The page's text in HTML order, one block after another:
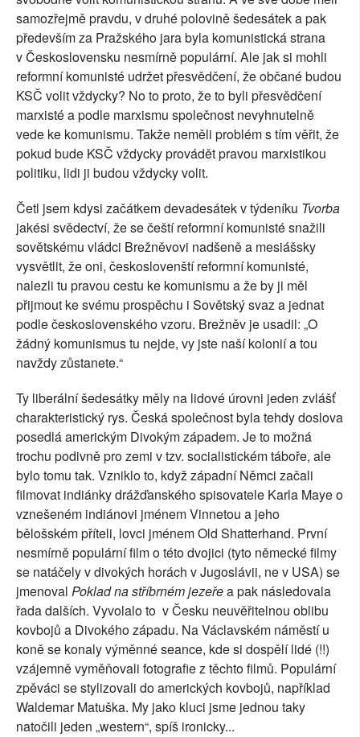
samozřejmě pravdu, v druhé polovině šedesátek a pak
především za Pražského jara byla komunistická strana
v Československu nesmírně populární. Ale jak si mohli
reformní komunisté udržet přesvědčení, že občané budou
KSČ volit vždycky? No to proto, že to byli přesvědčení
marxisté a podle marxismu společnost nevyhnutelně
vede ke komunismu. Takže neměli problém s tím věřit, že
pokud bude KSČ vždycky provádět pravou marxistikou
politiku, lidi ji budou vždycky volit.
Četl jsem kdysi začátkem devadesátek v týdeníku Tvorba
jakési svědectví, že se čeští reformní komunisté snažili
sovětskému vládci Brežněvovi nadšeně a mesiášsky
vysvětlit, že oni, českoslovenští reformní komunisté,
nalezli tu pravou cestu ke komunismu a že by ji měl
přijmout ke svému prospěchu i Sovětský svaz a jednat
podle československého vzoru. Brežněv je usadil: „O
žádný komunismus tu nejde, vy jste naší kolonií a tou
navždy zůstanete.“
Ty liberální šedesátky měly na lidové úrovni jeden zvlášť
charakteristický rys. Česká společnost byla tehdy doslova
posedlá americkým Divokým západem. Je to možná
trochu podivně pro zemi v tzv. socialistickém táboře, ale
bylo tomu tak. Vzniklo to, když západní Němci začali
filmovat indiánky drážďanského spisovatele Karla Maye o
vznešeném indiánovi jménem Vinnetou a jeho
bělošském příteli, lovci jménem Old Shatterhand. První
nesmírně populární film o této dvojici (tyto německé filmy
se natáčely v divokých horách v Jugoslávii, ne v USA) se
jmenoval Poklad na stříbrném jezeřea pak následovala
řada dalších. Vyvolalo to v Česku neuvěřitelnou oblibu
kovbojů a Divokého západu. Na Václavském náměstí u
koně se konaly výměnné seance, kde si dospělí lidé (!!)
vzájemně vyměňovali fotografie z těchto filmů. Populární
zpěváci se stylizovali do amerických kovbojů, například
Waldemar Matuška. My jako kluci jsme jednou taky
natočili jeden „western“, spíš ironicky...